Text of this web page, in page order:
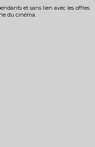
et sans lien avec les offres
du cinéma.